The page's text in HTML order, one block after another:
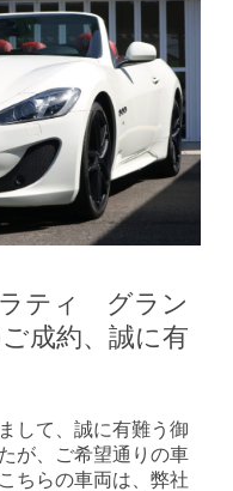
ラティ グラン
成約、誠に有
して、誠に有難う御
が、ご希望通りの車
ちらの車両は、弊社